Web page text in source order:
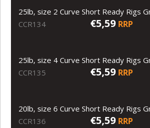
25lb, size 2 Curve Short Ready Rigs
CCR134
€5,59 RRP
25lb, size 4 Curve Short Ready Rigs
CCR135
€5,59 RRP
20lb, size 6 Curve Short Ready Rigs
CCR136
€5,59 RRP